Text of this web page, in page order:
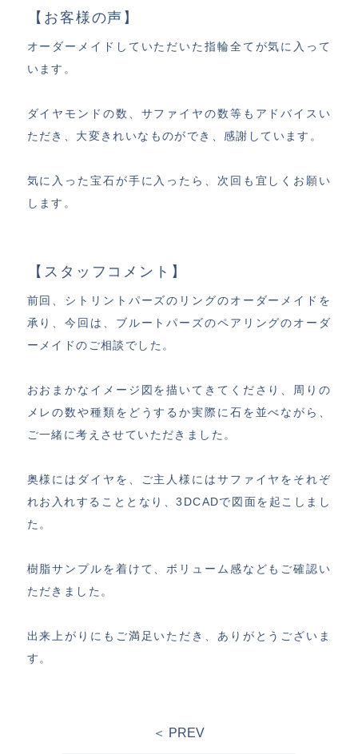
【お客様の声】
オーダーメイドしていただいた指輪全てが気に入って
います。
ダイヤモンドの数、サファイヤの数等もアドバイスい
ただき、大変きれいなものができ、感謝しています。
気に入った宝石が手に入ったら、次回も宜しくお願い
します。
【スタッフコメント】
前回、シトリントパーズのリングのオーダーメイドを
承り、今回は、ブルートパーズのペアリングのオーダ
ーメイドのご相談でした。
おおまかなイメージ図を描いてきてくださり、周りの
メレの数や種類をどうするか実際に石を並べながら、
ご一緒に考えさせていただきました。
奥様にはダイヤを、ご主人様にはサファイヤをそれぞ
れお入れすることとなり、3DCADで図面を起こしまし
た。
樹脂サンプルを着けて、ボリューム感などもご確認い
ただきました。
出来上がりにもご満足いただき、ありがとうございま
す。
＜ PREV